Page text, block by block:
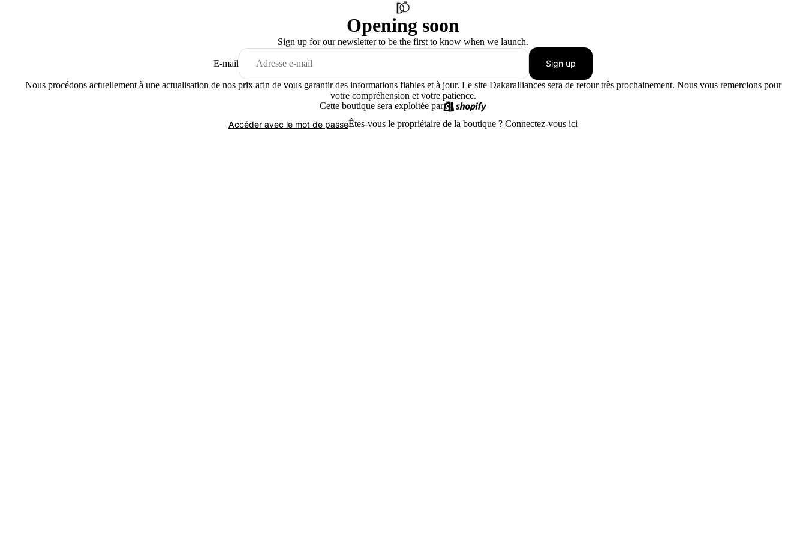
Opening soon
Sign up for our newsletter to be the first to know when we launch.
E-mail Sign up
Nous procédons actuellement à une actualisation de nos prix afin de vous garantir des informations fiables et à jour. Le site Dakaralliances sera de retour très prochainement. Nous vous remercions pour
votre compréhension et votre patience.
Cette boutique sera exploitée par
Accéder avec le mot de passeÊtes-vous le propriétaire de la boutique ? Connectez-vous ici